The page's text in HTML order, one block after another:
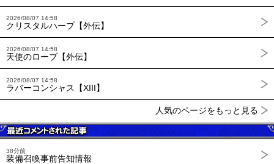
2026/08/07 14:58
クリスタルハープ【外伝】
2026/08/07 14:58
天使のローブ【外伝】
2026/08/07 14:58
ラバーコンシャス【XIII】
人気のページをもっと見る
38分前
装備召喚事前告知情報